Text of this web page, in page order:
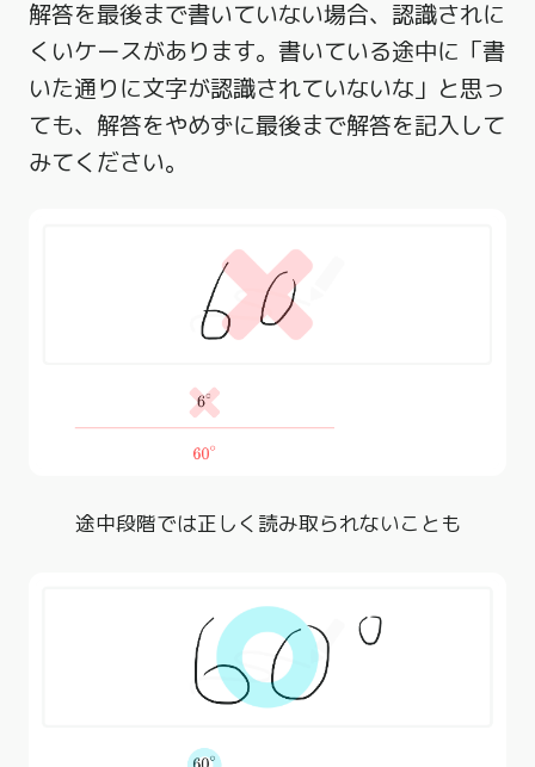
解答を最後まで書いていない場合、認識されに
くいケースがあります。書いている途中に「書
いた通りに文字が認識されていないな」と思っ
ても、解答をやめずに最後まで解答を記入して
みてください。
途中段階では正しく読み取られないことも